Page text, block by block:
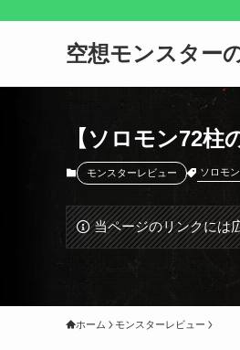
空想モンスター
【ソロモン72
モンスターレビュー ソロモン
当ページのリンクには
ホーム モンスターレビュー